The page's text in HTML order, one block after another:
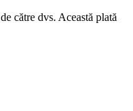
de către dvs. Această plată